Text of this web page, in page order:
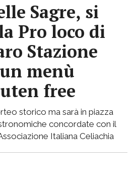
Sagre, si
Pro loco di
Stazione
menù
free
storico ma sarà in piazza
concordate con il
Italiana Celiachia